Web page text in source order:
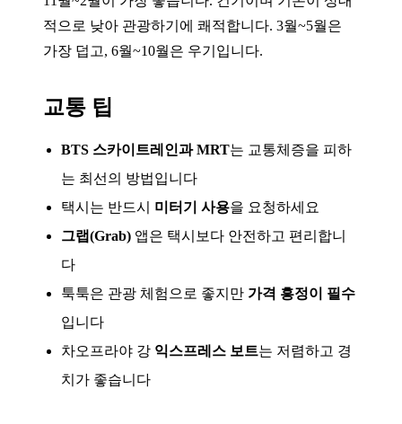
적으로 낮아 관광하기에 쾌적합니다. 3월~5월은
가장 덥고, 6월~10월은 우기입니다.
교통 팁
BTS 스카이트레인과 MRT는 교통체증을 피하
는 최선의 방법입니다
택시는 반드시 미터기 사용을 요청하세요
그랩(Grab) 앱은 택시보다 안전하고 편리합니
다
툭툭은 관광 체험으로 좋지만 가격 흥정이 필수
입니다
차오프라야 강 익스프레스 보트는 저렴하고 경
치가 좋습니다